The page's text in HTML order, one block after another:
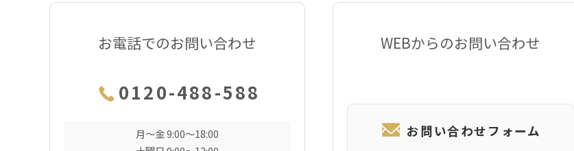
お電話でのお問い合わせ
0120-488-588
月〜金 9:00〜18:00
WEBからのお問い合わせ
お問い合わせフォーム